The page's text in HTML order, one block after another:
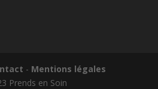
- Mentions légales
Prends en Soin